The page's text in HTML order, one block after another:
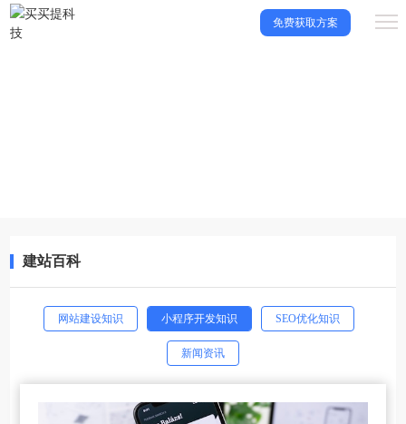
免费获取方案
建站百科
网站建设知识 小程序开发知识 SEO优化知识
新闻资讯